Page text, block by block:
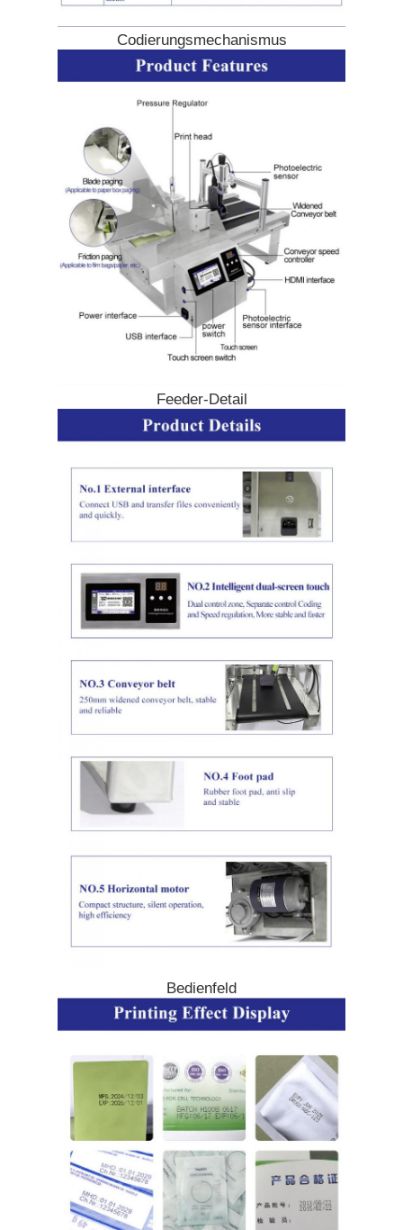
Codierungsmechanismus
Feeder-Detail
Bedienfeld